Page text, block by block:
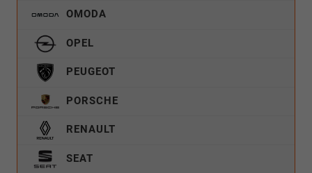
OMODA
OPEL
PEUGEOT
PORSCHE
RENAULT
SEAT